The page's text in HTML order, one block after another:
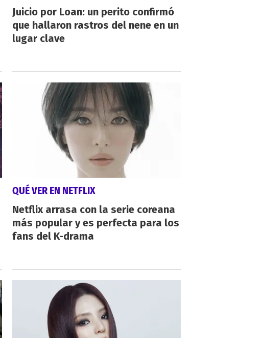
Juicio por Loan: un perito confirmó
que hallaron rastros del nene en un
lugar clave
QUÉ VER EN NETFLIX
Netflix arrasa con la serie coreana
más popular y es perfecta para los
fans del K-drama